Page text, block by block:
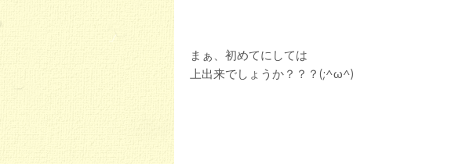
まぁ、初めてにしては
上出来でしょうか？？？(;^ω^)